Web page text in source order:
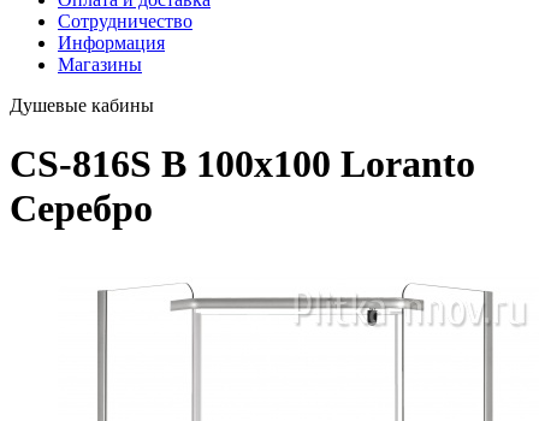
Сотрудничество
Информация
Магазины
Душевые кабины
CS-816S B 100х100 Loranto
Серебро